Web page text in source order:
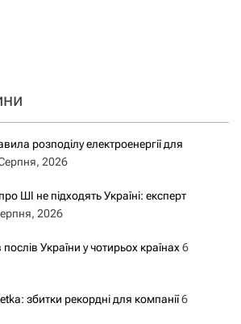
розподілу електроенергії для
2026
ШІ не підходять Україні: експерт
2026
України у чотирьох країнах 6
збитки рекордні для компанії6